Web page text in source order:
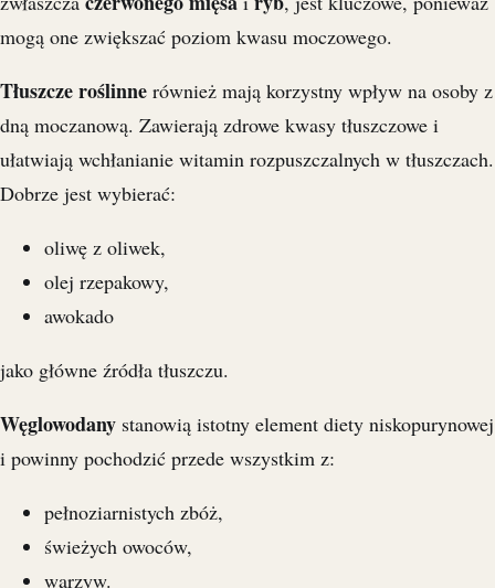
mogą one zwiększać poziom kwasu moczowego.
Tłuszcze roślinne również mają korzystny wpływ na osoby z
dną moczanową. Zawierają zdrowe kwasy tłuszczowe i
ułatwiają wchłanianie witamin rozpuszczalnych w tłuszczach.
Dobrze jest wybierać:
oliwę z oliwek,
olej rzepakowy,
awokado
jako główne źródła tłuszczu.
Węglowodany stanowią istotny element diety niskopurynowej
i powinny pochodzić przede wszystkim z:
pełnoziarnistych zbóż,
świeżych owoców,
warzyw.